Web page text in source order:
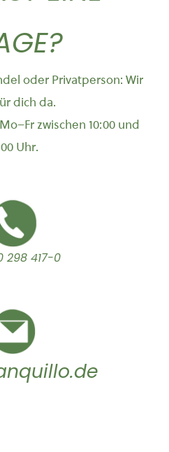
oder Privatperson: Wir
dich da.
zwischen 10:00 und
Uhr.
298 417-0